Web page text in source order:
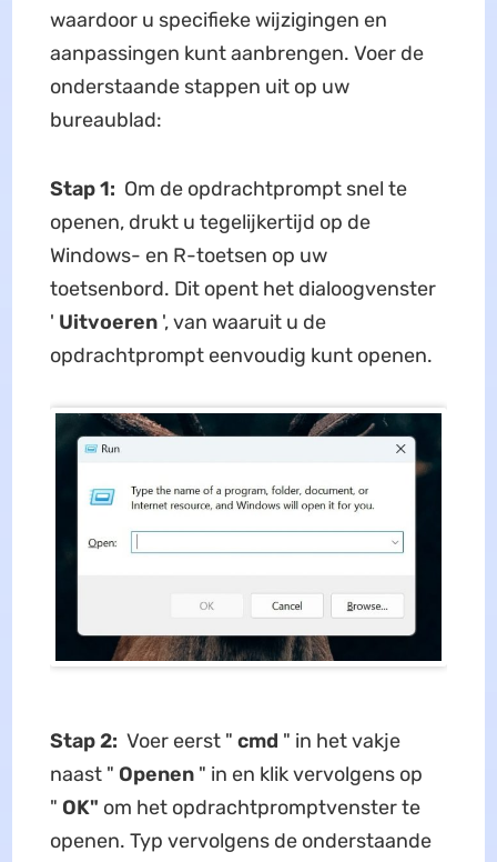
waardoor u specifieke wijzigingen en
aanpassingen kunt aanbrengen. Voer de
onderstaande stappen uit op uw
bureaublad:
Stap 1: Om de opdrachtprompt snel te
openen, drukt u tegelijkertijd op de
Windows- en R-toetsen op uw
toetsenbord. Dit opent het dialoogvenster
' Uitvoeren', van waaruit u de
opdrachtprompt eenvoudig kunt openen.
Stap 2: Voer eerst " cmd " in het vakje
naast " Openen" in en klik vervolgens op
" OK" om het opdrachtpromptvenster te
openen. Typ vervolgens de onderstaande